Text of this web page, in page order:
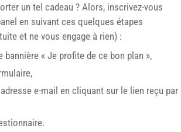
un tel cadeau ? Alors, inscrivez-vous
en suivant ces quelques étapes
et ne vous engage à rien) :
bannière « Je profite de ce bon plan »,
e-mail en cliquant sur le lien reçu par